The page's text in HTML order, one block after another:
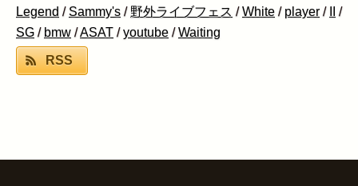
Legend /Sammy's / 野外ライブフェス /White / player /
/
SG / bmw /ASAT /youtube /Waiting
RSS